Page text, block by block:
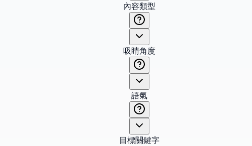
內容類型
吸睛角度
語氣
目標關鍵字